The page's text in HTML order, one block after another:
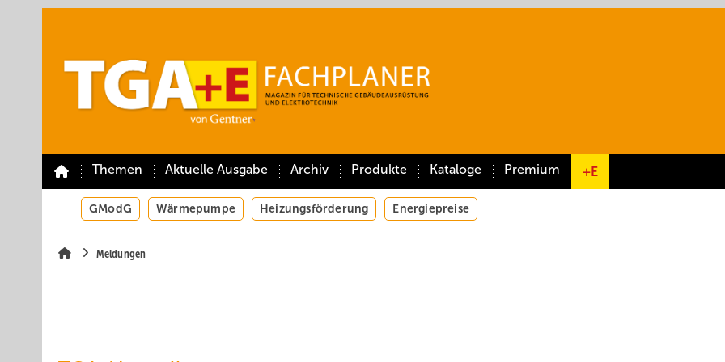
Themen Aktuelle Ausgabe Archiv Produkte Kataloge Premium +E
GModG Wärmepumpe Heizungsförderung Energiepreise
Meldungen